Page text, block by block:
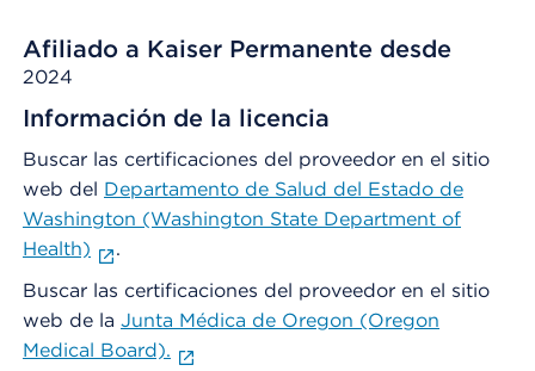
Afiliado a Kaiser Permanente desde
2024
Información de la licencia
Buscar las certificaciones del proveedor en el sitio
web del Departamento de Salud del Estado de
Washington (Washington State Department of
Health)
.
Buscar las certificaciones del proveedor en el sitio
web de la Junta Médica de Oregon (Oregon
Medical Board).